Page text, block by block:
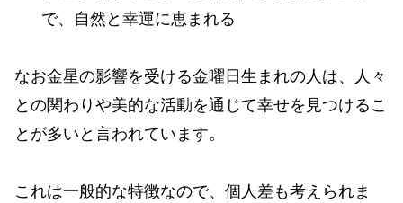
で、自然と幸運に恵まれる
なお金星の影響を受ける金曜日生まれの人は、人々
との関わりや美的な活動を通じて幸せを見つけるこ
とが多いと言われています。
これは一般的な特徴なので、個人差も考えられま